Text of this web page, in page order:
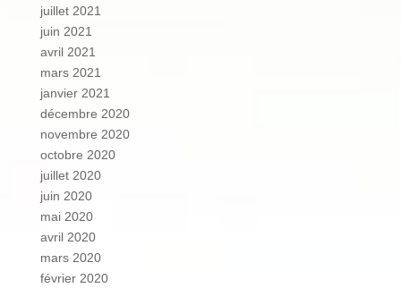
juillet 2021
juin 2021
avril 2021
mars 2021
janvier 2021
décembre 2020
novembre 2020
octobre 2020
juillet 2020
juin 2020
mai 2020
avril 2020
mars 2020
février 2020